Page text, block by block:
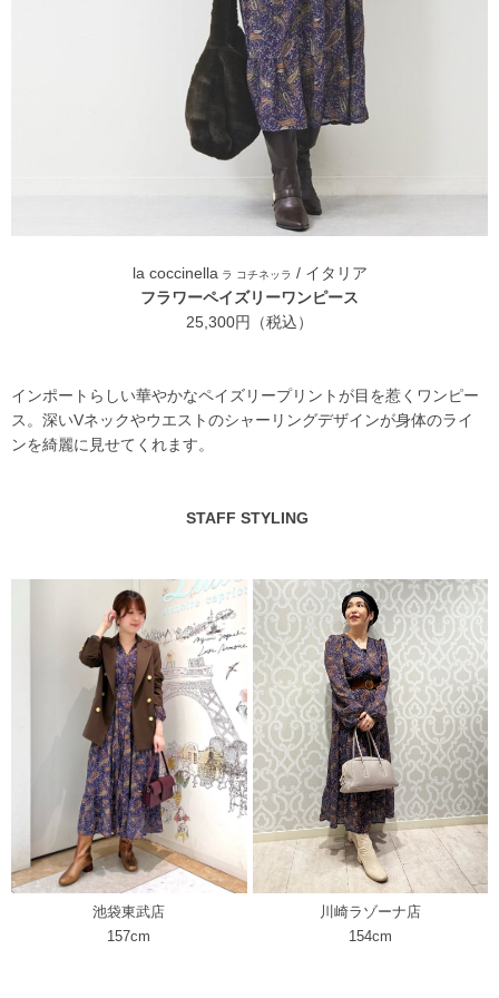
la coccinella ラ コチネッラ / イタリア
フラワーペイズリーワンピース
25,300円（税込）
インポートらしい華やかなペイズリープリントが目を惹くワンピー
ス。深いVネックやウエストのシャーリングデザインが身体のライ
ンを綺麗に見せてくれます。
STAFF STYLING
池袋東武店
157cm
川崎ラゾーナ店
154cm